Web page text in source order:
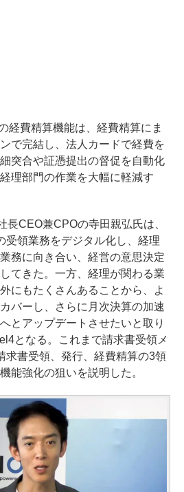
経費精算機能は、経費精算にま
で完結し、法人カードで経費を
突合や証憑提出の督促を自動化
理部門の作業を大幅に軽減す
CEO兼CPOの寺田親弘氏は、
受領業務をデジタル化し、経理
務に向き合い、経営の意思決定
てきた。一方、経理が関わる業
にもたくさんあることから、よ
バーし、さらに月次決算の加速
とアップデートさせたいと取り
となる。これまで請求書受領メ
求書受領、発行、経費精算の3領
能強化の狙いを説明した。